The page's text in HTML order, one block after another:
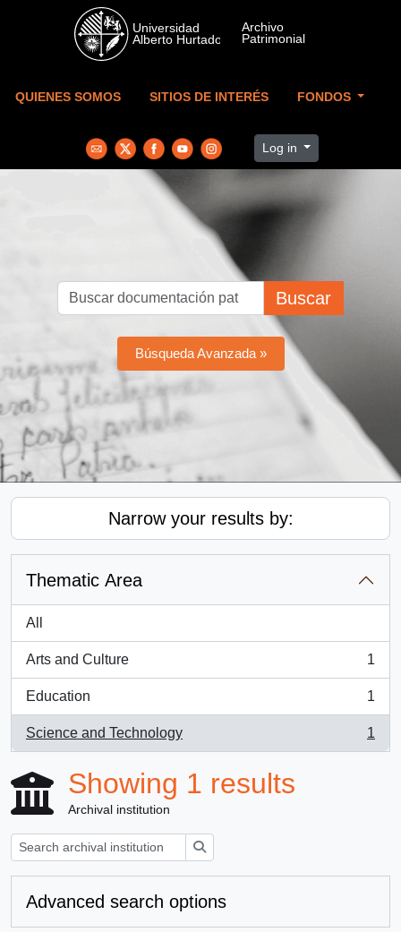
Skip to main content
QUIENES SOMOS SITIOS DE INTERÉS FONDOS
Log in
Buscar
Búsqueda Avanzada »
Narrow your results by:
Thematic Area
All
Arts and Culture
, 1 results
1
Education
, 1 results
1
Science and Technology
, 1 results
1
Showing 1 results
Archival institution
Advanced search options